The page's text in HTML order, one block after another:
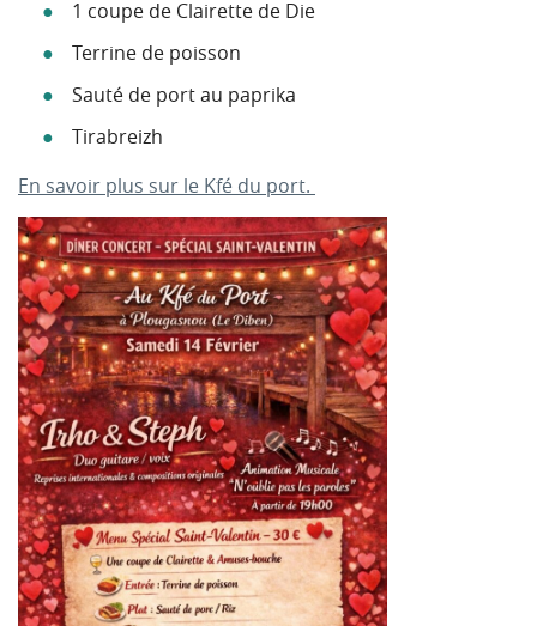
1 coupe de Clairette de Die
Terrine de poisson
Sauté de port au paprika
Tirabreizh
En savoir plus sur le Kfé du port.